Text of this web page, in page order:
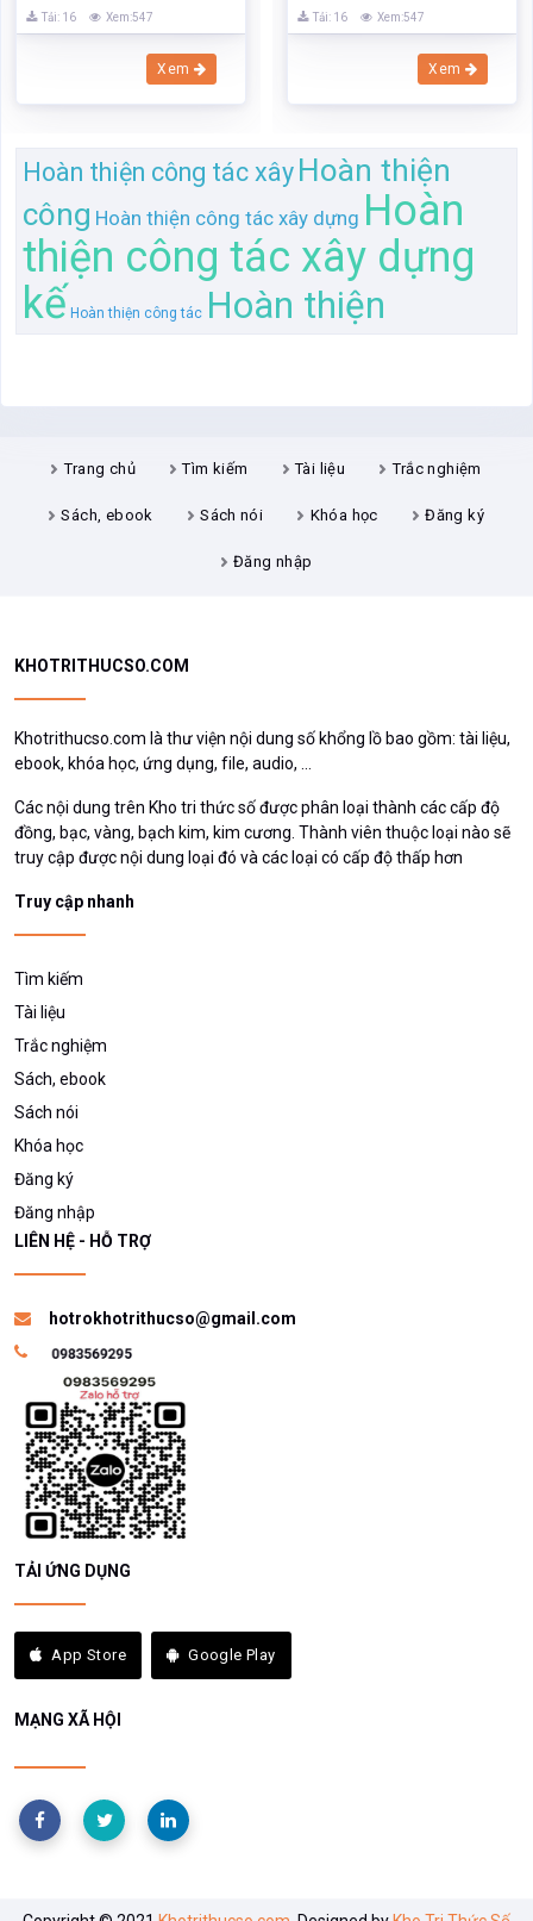
Tải: 16
Xem:547
Xem
Tải: 16
Xem:547
Xem
Hoàn thiện công tác xây Hoàn thiện
công Hoàn thiện công tác xây dựng Hoàn
thiện công tác xây dựng
kế Hoàn thiện công tác Hoàn thiện
Trang chủ Tìm kiếm Tài liệu Trắc nghiệm
Sách, ebook Sách nói Khóa học Đăng ký
Đăng nhập
KHOTRITHUCSO.COM
Khotrithucso.com là thư viện nội dung số khổng lồ bao gồm: tài liệu,
ebook, khóa học, ứng dụng, file, audio, ...
Các nội dung trên Kho tri thức số được phân loại thành các cấp độ
đồng, bạc, vàng, bạch kim, kim cương. Thành viên thuộc loại nào sẽ
truy cập được nội dung loại đó và các loại có cấp độ thấp hơn
Truy cập nhanh
Tìm kiếm
Tài liệu
Trắc nghiệm
Sách, ebook
Sách nói
Khóa học
Đăng ký
Đăng nhập
LIÊN HỆ - HỖ TRỢ
hotrokhotrithucso@gmail.com
TẢI ỨNG DỤNG
App Store Google Play
MẠNG XÃ HỘI